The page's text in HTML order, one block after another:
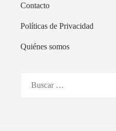
Contacto
Políticas de Privacidad
Quiénes somos